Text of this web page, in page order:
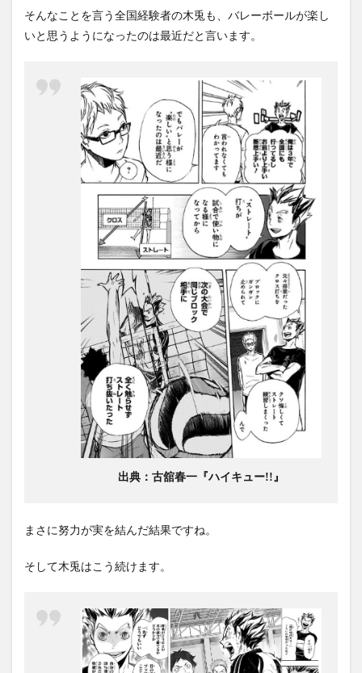
そんなことを言う全国経験者の木兎も、バレーボールが楽し
いと思うようになったのは最近だと言います。
出典：古舘春一『ハイキュー!!』
まさに努力が実を結んだ結果ですね。
そして木兎はこう続けます。